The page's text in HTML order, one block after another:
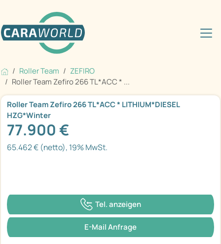
Roller Team
ZEFIRO
Roller Team Zefiro 266 TL*ACC * ...
Roller Team Zefiro 266 TL*ACC * LITHIUM*DIESEL
HZG*Winter
77.900 €
65.462 € (netto), 19% MwSt.
Tel. anzeigen
E-Mail Anfrage